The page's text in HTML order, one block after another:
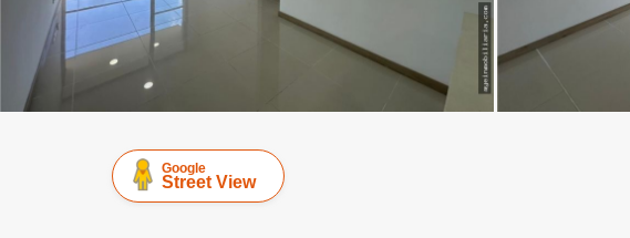
Google
Street View